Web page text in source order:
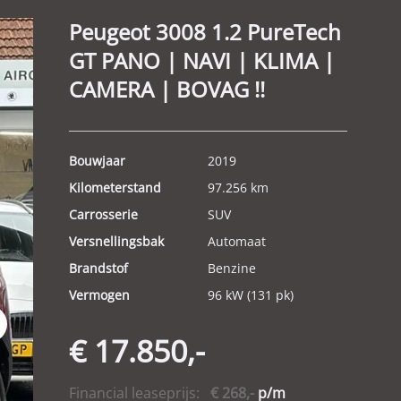
Peugeot 3008 1.2 PureTech
GT PANO | NAVI | KLIMA |
CAMERA | BOVAG !!
Bouwjaar
2019
Kilometerstand
97.256 km
Carrosserie
SUV
Versnellingsbak
Automaat
Brandstof
Benzine
Vermogen
96 kW (131 pk)
€ 17.850,-
Financial leaseprijs: € 268,- p/m